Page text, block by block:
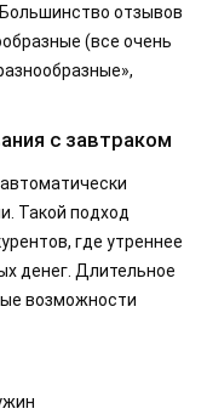
отзывов
(все очень
с завтраком
Такой подход
где утреннее
денег. Длительное
возможности